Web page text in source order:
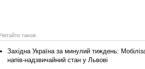
Читайте також
Західна Україна за минулий тиждень:
напів-надзвичайний стан у Львові